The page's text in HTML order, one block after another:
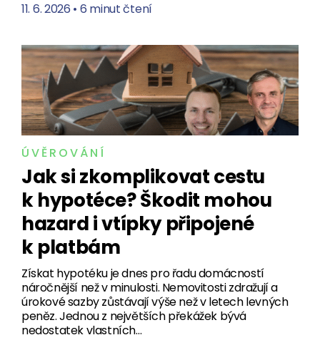
11. 6. 2026 • 6 minut čtení
ÚVĚROVÁNÍ
Jak si zkomplikovat cestu
k hypotéce? Škodit mohou
hazard i vtípky připojené
k platbám
Získat hypotéku je dnes pro řadu domácností
náročnější než v minulosti. Nemovitosti zdražují a
úrokové sazby zůstávají výše než v letech levných
peněz. Jednou z největších překážek bývá
nedostatek vlastních…